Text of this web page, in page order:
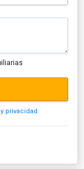
privacidad